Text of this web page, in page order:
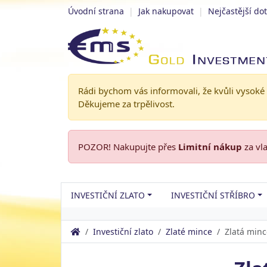
Úvodní strana | Jak nakupovat | Nejčastější
Rádi bychom vás informovali, že kvůli
Děkujeme za trpělivost.
POZOR! Nakupujte přes Limitní nákup za
INVESTIČNÍ ZLATO INVESTIČNÍ STŘÍBRO
Investiční zlato Zlaté mince Zlatá